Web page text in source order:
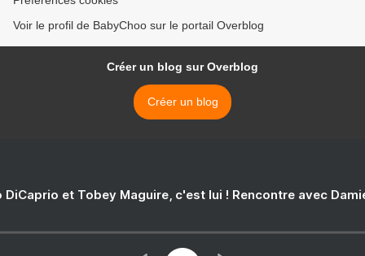
Voir le profil de BabyChoo sur le portail Overblog
Créer un blog sur Overblog
Créer un blog
DiCaprio et Tobey Maguire, c'est lui ! Rencontre avec